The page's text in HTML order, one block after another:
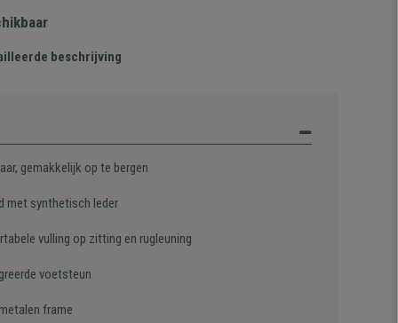
beschrijving
gemakkelijk op te bergen
met synthetisch leder
vulling op zitting en rugleuning
voetsteun
frame